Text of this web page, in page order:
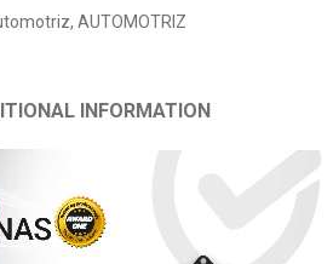
, AUTOMOTRIZ
INFORMATION